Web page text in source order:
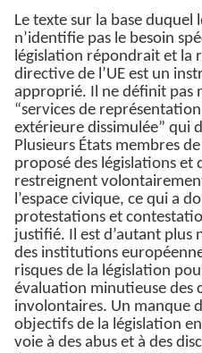
Le texte sur la base
n’identifie pas le besoin
législation répondrait et la
directive de l’UE est un
approprié. Il ne définit pas
“services de
extérieure dissimulée” qui
Plusieurs États membres
proposé des législations et
restreignent
l’espace civique, ce qui a
protestations et
justifié. Il est d’autant plus
des institutions
risques de la législation
évaluation minutieuse des
involontaires. Un manque
objectifs de la législation
voie à des abus et à des